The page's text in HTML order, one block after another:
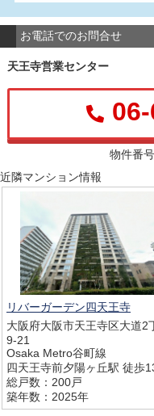
お電話でのお問合せ
天王寺営業センター
物件番
近隣マンション情報
リバーガーデン四天王寺
大阪府大阪市天王寺区大道2
9-21
Osaka Metro谷町線
四天王寺前夕陽ヶ丘駅 徒歩
総戸数：200戸
築年数：2025年